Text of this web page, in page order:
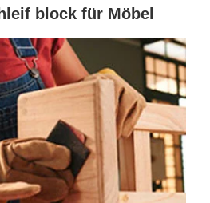
block für Möbel